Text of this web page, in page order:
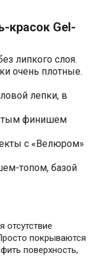
красок Gel-
липкого слоя.
очень плотные.
лепки, в
финишем
с «Велюром»
топом, базой
отсутствие
покрываются
поверхность,